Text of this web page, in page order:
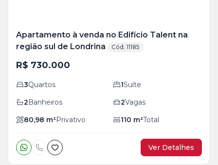
Apartamento à venda no Edifício Talent na
região sul de Londrina
Cód. 11185
R$ 730.000
3Quartos 1Suíte
2Banheiros 2Vagas
80,98 m²Privativo 110 m²Total
Ver Detalhes